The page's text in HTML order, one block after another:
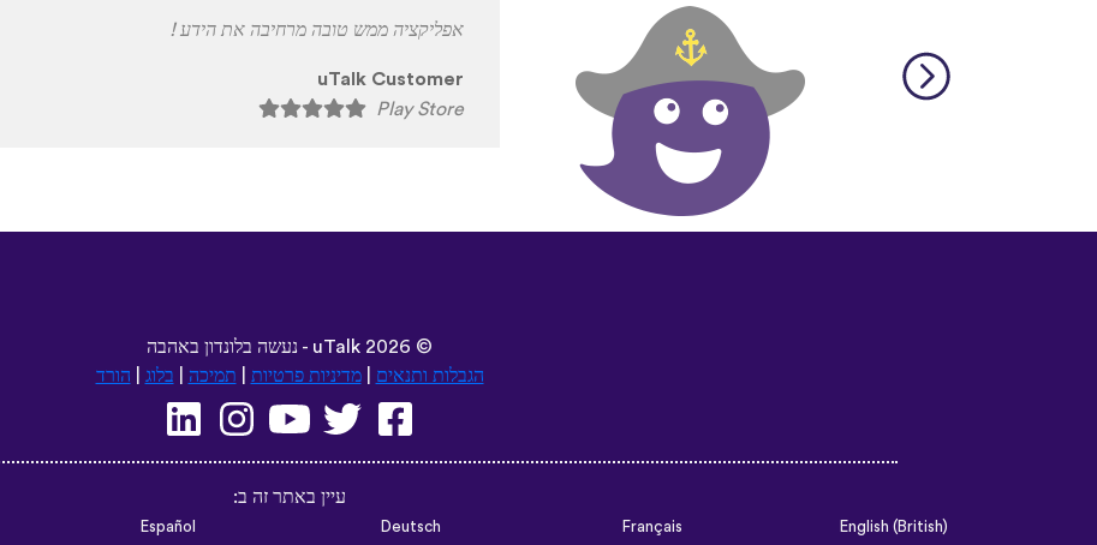
זה כיף מאוד ללמוד שפות
uTalk Customer
Play Store
עיין באתר זה ב:
English (British)
Français
Deutsch
Español
Ελληνικά
Türkçe עברית 中文